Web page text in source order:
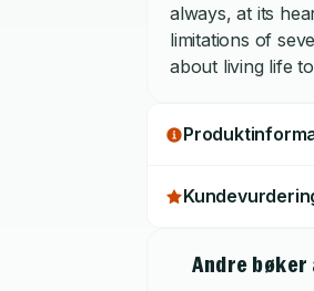
always, at its
limitations of
about living life
Andre bøker